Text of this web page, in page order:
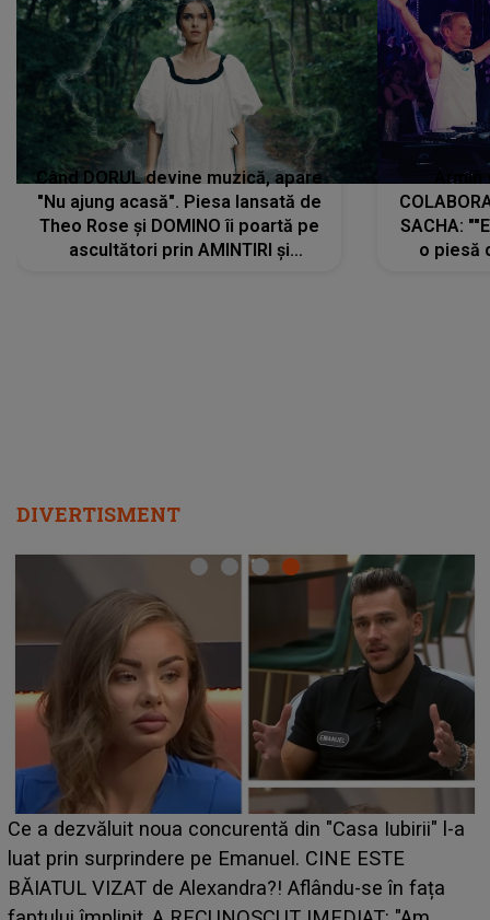
Când DORUL devine muzică, apare
"Nu ajung acasă". Piesa lansată de
Theo Rose și DOMINO îi poartă pe
ascultători prin AMINTIRI și
SACHA:
o piesă
DIVERTISMENT
Ce a dezvăluit noua concurentă din "Casa Iubirii" l-a
luat prin surprindere pe Emanuel. CINE ESTE
BĂIATUL VIZAT de Alexandra?! Aflându-se în fața